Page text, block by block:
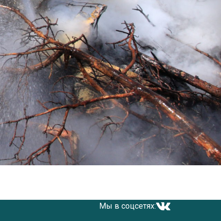
Мы в соцсетях: